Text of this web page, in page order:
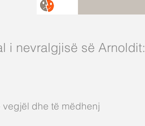
i nevralgjisë së Arnoldit:
dhe të mëdhenj